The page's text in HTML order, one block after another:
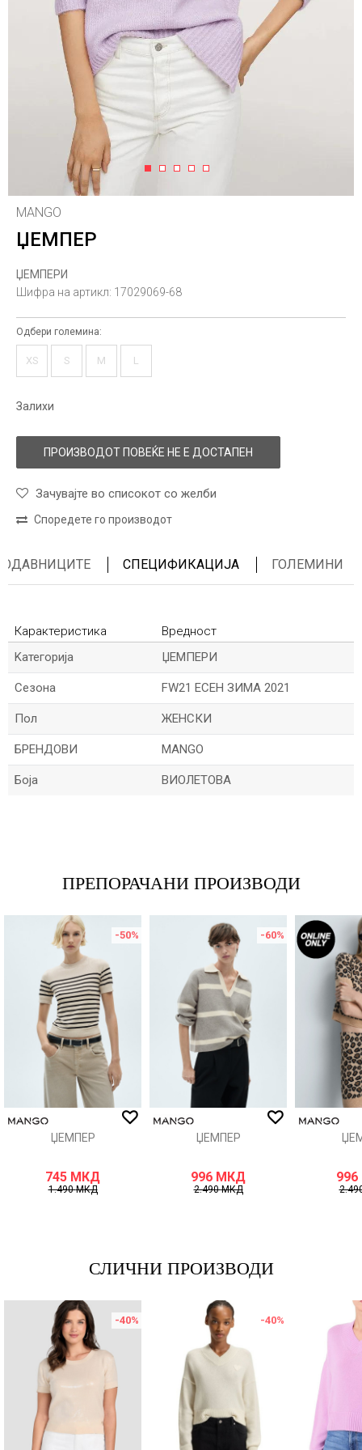
1 2 3 4 5
MANGO
ЏЕМПЕР
ЏЕМПЕРИ
Шифра на артикл: 17029069-68
Одбери големина:
XS S M L
Залихи
ПРОИЗВОДОТ ПОВЕЌЕ НЕ Е ДОСТАПЕН
Зачувајте во списокот со желби
Споредете го производот
СПЕЦИФИКАЦИЈА ГОЛЕМИНИ
Карактеристика
Вредност
Kатегорија
ЏЕМПЕРИ
Сезона FW21 ЕСЕН ЗИМА 2021
Пол ЖЕНСКИ
БРЕНДОВИ MANGO
Боја ВИОЛЕТОВА
ИСПРАТИ
ПРЕПОРАЧАНИ ПРОИЗВОДИ
-50%
ЏЕМПЕР
745 МКД
1.490МКД
-60%
ЏЕМПЕР
996 МКД
2.490МКД
996
СЛИЧНИ ПРОИЗВОДИ
-40% -40%